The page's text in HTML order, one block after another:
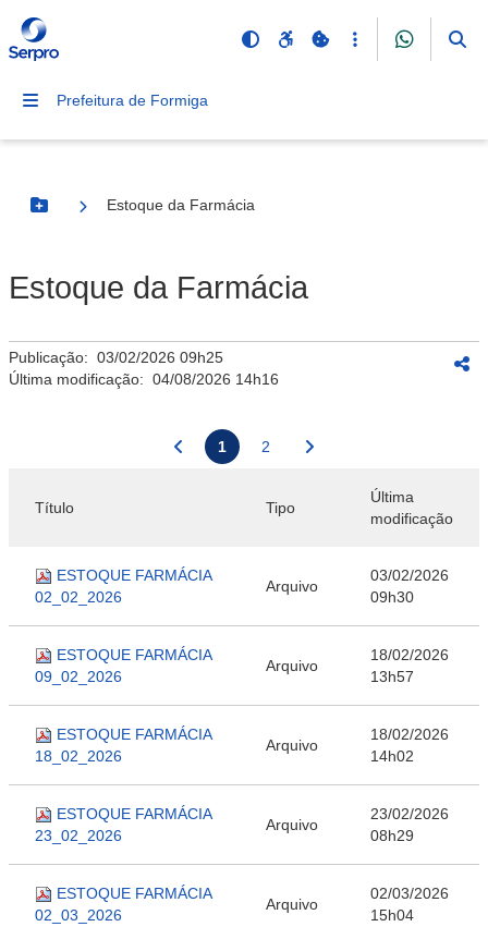
Prefeitura de Formiga
Botão Menu
Estoque da Farmácia
Estoque da Farmácia
Publicação: 03/02/2026 09h25
Última modificação: 04/08/2026 14h16
1 2
Título Tipo
Última
modificação
ESTOQUE FARMÁCIA
02_02_2026
Arquivo
03/02/2026
09h30
ESTOQUE FARMÁCIA
09_02_2026
Arquivo
18/02/2026
13h57
ESTOQUE FARMÁCIA
18_02_2026
Arquivo
18/02/2026
14h02
ESTOQUE FARMÁCIA
23_02_2026
Arquivo
23/02/2026
08h29
ESTOQUE FARMÁCIA
02_03_2026
Arquivo
02/03/2026
15h04